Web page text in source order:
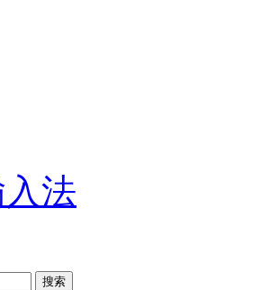
法
搜索